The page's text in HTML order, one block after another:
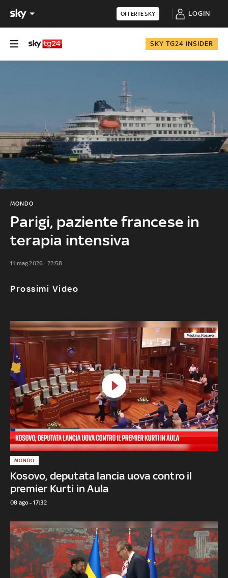
OFFERTE SKY LOGIN
SKY TG24 INSIDER
Parigi, paziente francese in
terapia intensiva
MONDO
11 mag 2026 - 22:58
Prossimi Video
Kosovo, deputata lancia uova contro il
premier Kurti in Aula
MONDO
08 ago - 17:32